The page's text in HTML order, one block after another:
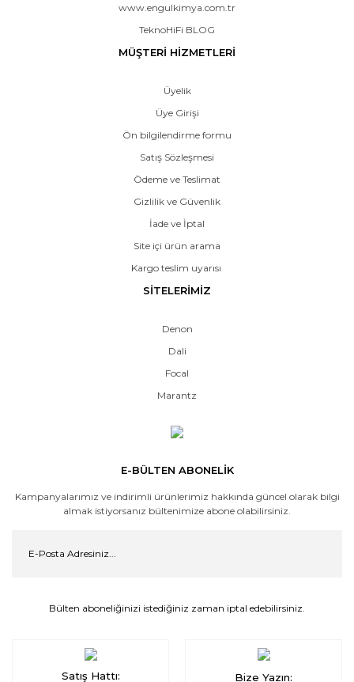
www.engulkimya.com.tr
TeknoHiFi BLOG
MÜŞTERİ HİZMETLERİ
Üyelik
Üye Girişi
Ön bilgilendirme formu
Satış Sözleşmesi
Ödeme ve Teslimat
Gizlilik ve Güvenlik
İade ve İptal
Site içi ürün arama
Kargo teslim uyarısı
SİTELERİMİZ
Denon
Dali
Focal
Marantz
E-BÜLTEN ABONELİK
Kampanyalarımız ve indirimli ürünlerimiz hakkında güncel olarak bilgi
almak istiyorsanız bültenimize abone olabilirsiniz.
Bülten aboneliğinizi istediğiniz zaman iptal edebilirsiniz.
Satış Hattı: Bize Yazın: